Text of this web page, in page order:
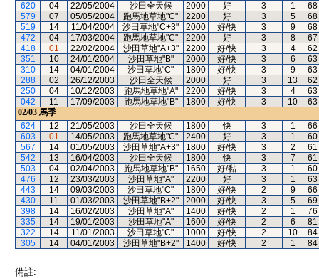
620
04 22/05/2004 沙田全天候 2000 好 3 1
68
579
07 05/05/2004 跑馬地草地"C" 2200 好 3 5
68
519
14 11/04/2004 沙田草地"C+3" 2000 好/快 3 9
68
472
04 17/03/2004 跑馬地草地"C" 2200 好 3 8
67
418
01 22/02/2004 沙田草地"A+3" 2200 好/快 3 4
62
351
10 24/01/2004 沙田草地"B" 2000 好/快 3 6
63
310
14 04/01/2004 沙田草地"C" 1800 好/快 3 9
63
288
02 26/12/2003 沙田全天候 2000 好 3 13
62
250
04 10/12/2003 跑馬地草地"A" 2200 好/快 3 4
63
042
11 17/09/2003 跑馬地草地"B" 1800 好/快 3 10
63
02/03 馬季
624
12 21/05/2003 沙田全天候 1800 快 3 1
66
603
01 14/05/2003 跑馬地草地"C" 2400 好 3 1
60
567
14 01/05/2003 沙田草地"A+3" 1800 好/快 3 2
61
542
13 16/04/2003 沙田全天候 1800 快 3 7
61
503
04 02/04/2003 跑馬地草地"B" 1650 好/黏 3 1
60
476
12 23/03/2003 沙田草地"A" 2200 好 3 1
63
443
14 09/03/2003 沙田草地"C" 1800 好/快 2 9
66
430
11 01/03/2003 沙田草地"B+2" 2000 好/快 3 5
69
398
14 16/02/2003 沙田草地"A" 1400 好/快 2 1
76
335
14 19/01/2003 沙田草地"A" 1600 好/快 2 6
81
322
14 11/01/2003 沙田草地"C" 1000 好/快 2 10
84
305
14 04/01/2003 沙田草地"B+2" 1400 好/快 2 1 84
備註: